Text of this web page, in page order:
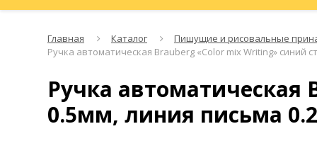
Главная Каталог Пишущие и рисовальные
Ручка автоматическая Brauberg «Color mix Writing» синий
Ручка автоматическая
0.5мм, линия письма